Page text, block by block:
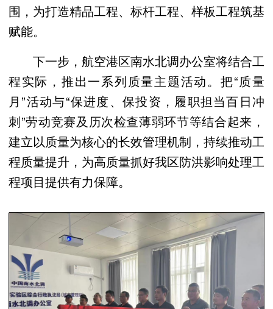
围，为打造精品工程、标杆工程、样板工程筑基
赋能。
下一步，航空港区南水北调办公室将结合工
程实际，推出一系列质量主题活动。把“质量
月”活动与“保进度、保投资，履职担当百日冲
刺”劳动竞赛及历次检查薄弱环节等结合起来，
建立以质量为核心的长效管理机制，持续推动工
程质量提升，为高质量抓好我区防洪影响处理工
程项目提供有力保障。